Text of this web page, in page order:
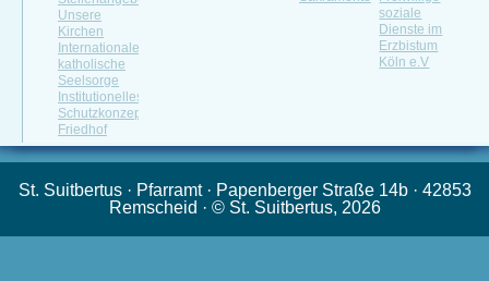
Unsere
Kirchen
Internationale
katholische
Seelsorge
Institutionelles
Schutzkonzept
Friedhof
soziale
Dienste im
Erzbistum
Köln e.V
St. Suitbertus · Pfarramt · Papenberger Straße 14b · 42853
Remscheid · © St. Suitbertus, 2026